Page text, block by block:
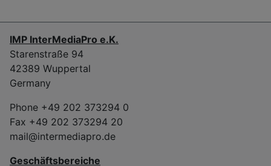
IMP InterMediaPro e.K.
Starenstraße 94
42389 Wuppertal
Germany
Phone +49 202 373294 0
Fax +49 202 373294 20
mail@intermediapro.de
Geschäftsbereiche